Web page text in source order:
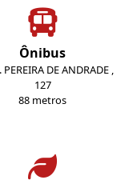
Ônibus
PEREIRA DE ANDRADE ,
127
88 metros